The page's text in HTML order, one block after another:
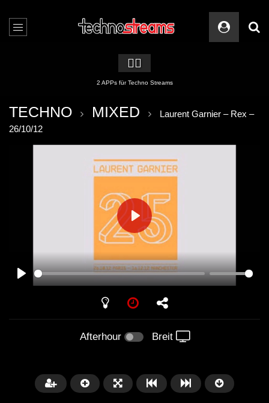
🏳️‍🌈
2 APPs für Techno Streams
TECHNO MIXED
Laurent Garnier – Rex –
26/10/12
PLAY
PLAY
Afterhour Breit